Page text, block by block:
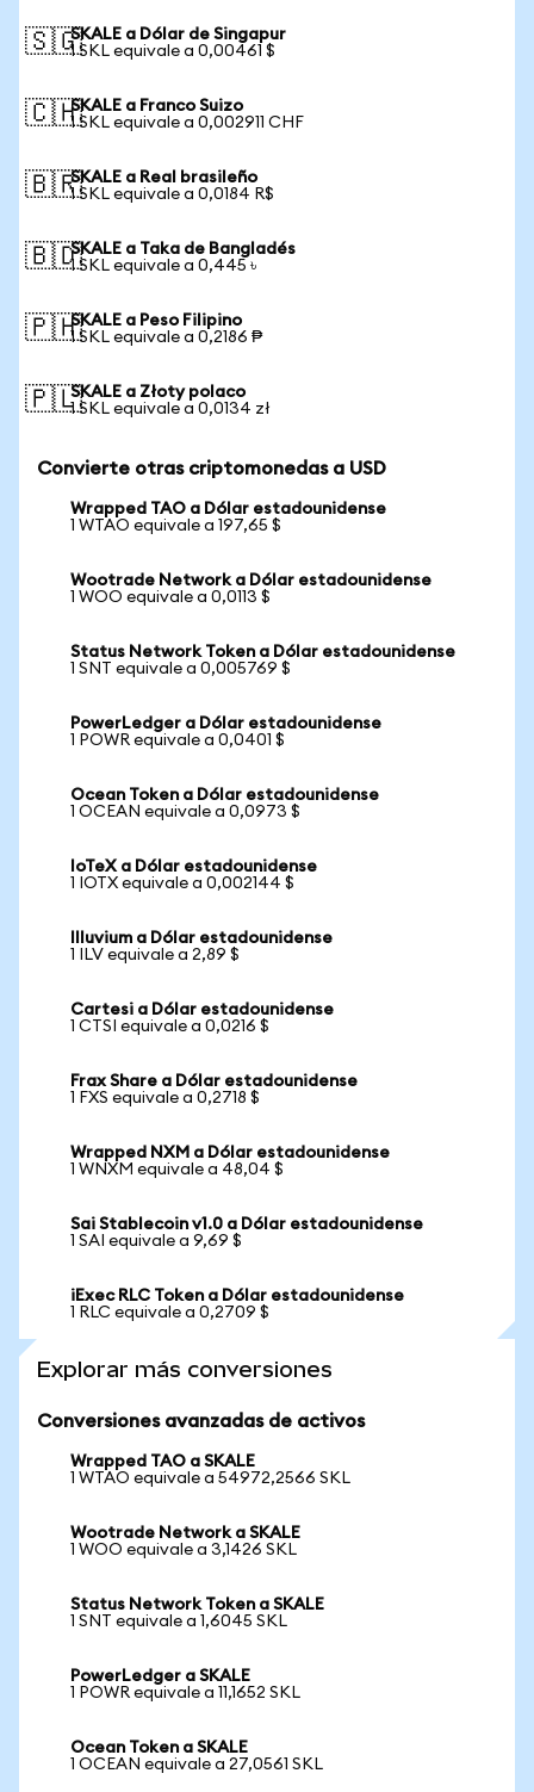
🇸🇬SKALE a Dólar de Singapur
1 SKL equivale a 0,00461 $
🇨🇭SKALE a Franco Suizo
1 SKL equivale a 0,002911 CHF
🇧🇷SKALE a Real brasileño
1 SKL equivale a 0,0184 R$
🇧🇩SKALE a Taka de Bangladés
1 SKL equivale a 0,445 ৳
🇵🇭SKALE a Peso Filipino
1 SKL equivale a 0,2186 ₱
🇵🇱SKALE a Złoty polaco
1 SKL equivale a 0,0134 zł
Convierte otras criptomonedas a USD
Wrapped TAO a Dólar estadounidense
1 WTAO equivale a 197,65 $
Wootrade Network a Dólar estadounidense
1 WOO equivale a 0,0113 $
Status Network Token a Dólar estadounidense
1 SNT equivale a 0,005769 $
PowerLedger a Dólar estadounidense
1 POWR equivale a 0,0401 $
Ocean Token a Dólar estadounidense
1 OCEAN equivale a 0,0973 $
IoTeX a Dólar estadounidense
1 IOTX equivale a 0,002144 $
Illuvium a Dólar estadounidense
1 ILV equivale a 2,89 $
Cartesi a Dólar estadounidense
1 CTSI equivale a 0,0216 $
Frax Share a Dólar estadounidense
1 FXS equivale a 0,2718 $
Wrapped NXM a Dólar estadounidense
1 WNXM equivale a 48,04 $
Sai Stablecoin v1.0 a Dólar estadounidense
1 SAI equivale a 9,69 $
iExec RLC Token a Dólar estadounidense
1 RLC equivale a 0,2709 $
Explorar más conversiones
Conversiones avanzadas de activos
Wrapped TAO a SKALE
1 WTAO equivale a 54972,2566 SKL
Wootrade Network a SKALE
1 WOO equivale a 3,1426 SKL
Status Network Token a SKALE
1 SNT equivale a 1,6045 SKL
PowerLedger a SKALE
1 POWR equivale a 11,1652 SKL
Ocean Token a SKALE
1 OCEAN equivale a 27,0561 SKL